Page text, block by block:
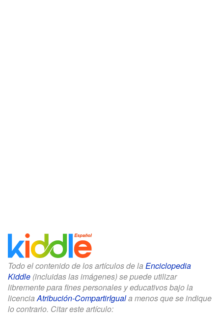
Todo el contenido de los artículos de la Enciclopedia
Kiddle (incluidas las imágenes) se puede utilizar
libremente para fines personales y educativos bajo la
licenciaAtribución-CompartirIguala menos que se indique
lo contrario. Citar este artículo: